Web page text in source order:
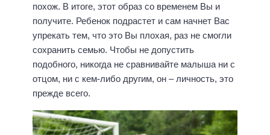
похож. В итоге, этот образ со временем Вы и
получите. Ребенок подрастет и сам начнет Вас
упрекать тем, что это Вы плохая, раз не смогли
сохранить семью. Чтобы не допустить
подобного, никогда не сравнивайте малыша ни с
отцом, ни с кем-либо другим, он – личность, это
прежде всего.